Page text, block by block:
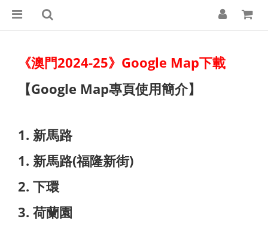
《澳門2024-25》Google Map下載
【Google Map專頁使用簡介】
1. 新馬路
1. 新馬路(福隆新街)
2. 下環
3. 荷蘭園